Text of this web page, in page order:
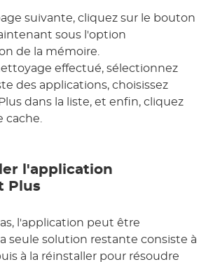
suivante, cliquez sur le bouton
sous l'option
de la mémoire.
effectué, sélectionnez
des applications, choisissez
dans la liste, et enfin, cliquez
cache.
l'application
Plus
l'application peut être
seule solution restante consiste à
à la réinstaller pour résoudre